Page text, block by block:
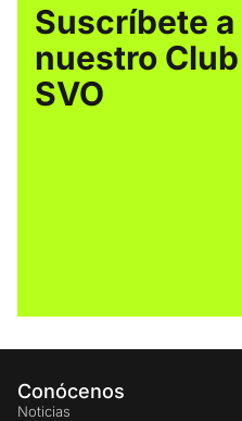
Suscríbete a
nuestro Club
SVO
Conócenos
Noticias